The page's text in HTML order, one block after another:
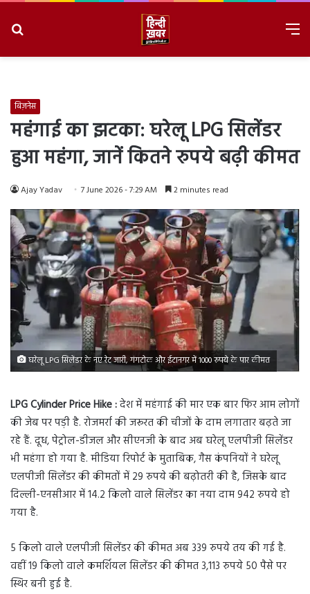
बिज़नेस
महंगाई का झटका: घरेलू LPG सिलेंडर
हुआ महंगा, जानें कितने रुपये बढ़ी कीमत
Ajay Yadav 7 June 2026 - 7:29 AM 2 minutes read
घरेलू LPG सिलेंडर के नए रेट जारी, गंगटोक और ईटानगर में 1000 रुपये के पार कीमत
LPG Cylinder Price Hike :देश में महंगाई की मार एक बार फिर आम लोगों
की जेब पर पड़ी है. रोजमर्रा की जरूरत की चीजों के दाम लगातार बढ़ते जा
रहे हैं. दूध, पेट्रोल-डीजल और सीएनजी के बाद अब घरेलू एलपीजी सिलेंडर
भी महंगा हो गया है. मीडिया रिपोर्ट के मुताबिक, गैस कंपनियों ने घरेलू
एलपीजी सिलेंडर की कीमतों में 29 रुपये की बढ़ोतरी की है, जिसके बाद
दिल्ली-एनसीआर में 14.2 किलो वाले सिलेंडर का नया दाम 942 रुपये हो
गया है.
5 किलो वाले एलपीजी सिलेंडर की कीमत अब 339 रुपये तय की गई है.
वहीं 19 किलो वाले कमर्शियल सिलेंडर की कीमत 3,113 रुपये 50 पैसे पर
स्थिर बनी हुई है.